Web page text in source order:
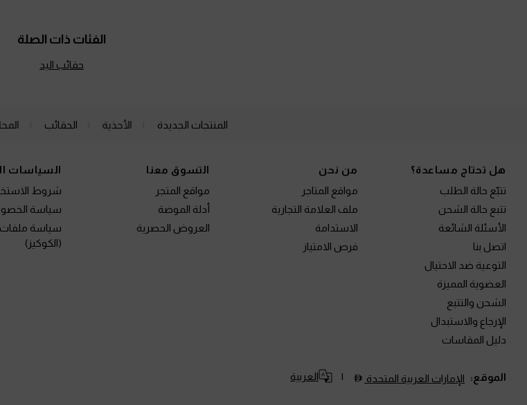
الفئات ذات الصلة
حقائب اليد
المنتجات الجديدة الأحذية الحقائب
هل تحتاج مساعدة؟
تتبّع حالة الطلب
تتبع حالة الشحن
الأسئلة الشائعة
اتصل بنا
التوعية ضد الاحتيال
العضوية المميزة
الشحن والتتبع
الإرجاع والاستبدال
دليل المقاسات
من نحن
مواقع المتاجر
ملف العلامة التجارية
الاستدامة
فرص الامتياز
التسوق معنا
مواقع المتجر
أدلة الموضة
العروض الحصرية
السياسات
شروط
سياسة
سياسة ملفات
(الكوكيز)
الموقع: الإمارات العربية المتحدة العربية